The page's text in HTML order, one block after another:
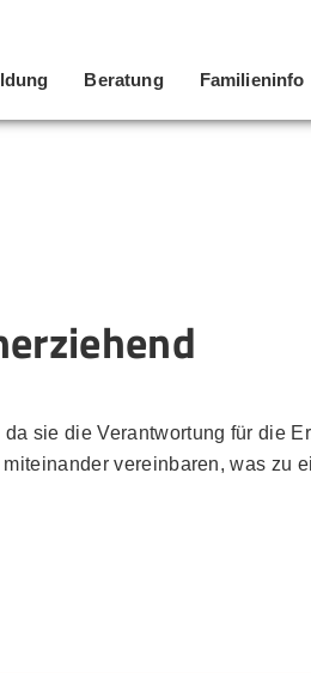
Beratung Familieninfo
sie die Verantwortung für die
vereinbaren, was zu